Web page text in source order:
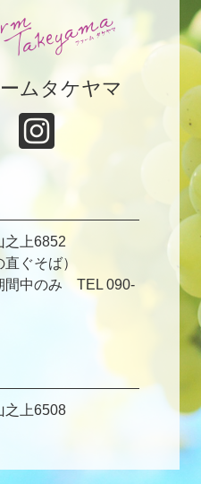
ムタケヤマ
之上6852
ぐそば）
間中のみ TEL 090-
之上6508